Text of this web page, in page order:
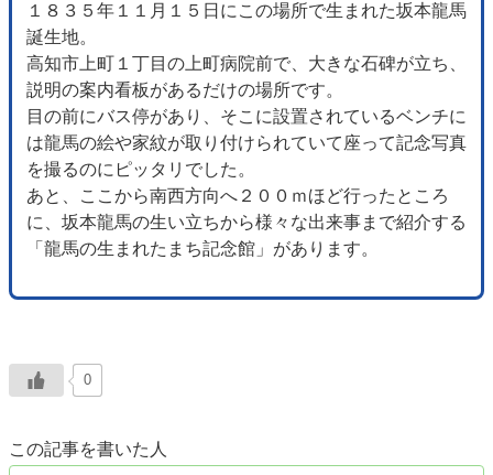
１８３５年１１月１５日にこの場所で生まれた坂本龍馬
誕生地。
高知市上町１丁目の上町病院前で、大きな石碑が立ち、
説明の案内看板があるだけの場所です。
目の前にバス停があり、そこに設置されているベンチに
は龍馬の絵や家紋が取り付けられていて座って記念写真
を撮るのにピッタリでした。
あと、ここから南西方向へ２００ｍほど行ったところ
に、坂本龍馬の生い立ちから様々な出来事まで紹介する
「龍馬の生まれたまち記念館」があります。
0
この記事を書いた人